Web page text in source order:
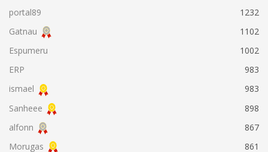
portal89
1232
Gatnau
1102
Espumeru
1002
ERP
983
ismael
983
Sanheee
898
alfonn
867
Morugas
861